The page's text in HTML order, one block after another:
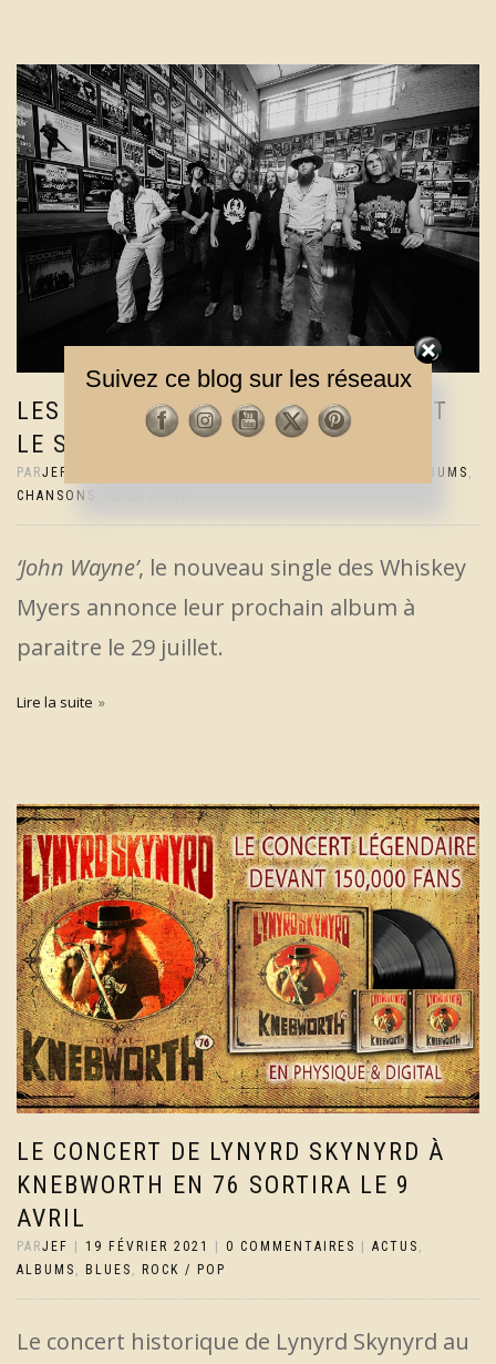
LES WHISKEY MYERS MODERNISENT
LE SOUTHERN ROCK
PARJEF ALBUMS ,
CHANSONS
‘John Wayne’, le nouveau single des Whiskey
Myers annonce leur prochain album à
paraitre le 29 juillet.
Lire la suite
LE CONCERT DE LYNYRD SKYNYRD À
KNEBWORTH EN 76 SORTIRA LE 9
AVRIL
PARJEF 19 FÉVRIER 2021 0 COMMENTAIRES ACTUS ,
ALBUMS , BLUES , ROCK / POP
Le concert historique de Lynyrd Skynyrd au
Suivez ce blog sur les réseaux